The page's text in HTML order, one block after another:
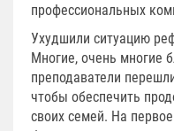
профессиональных
Ухудшили ситуацию
Многие, очень многие
преподаватели
чтобы обеспечить
своих семей. На